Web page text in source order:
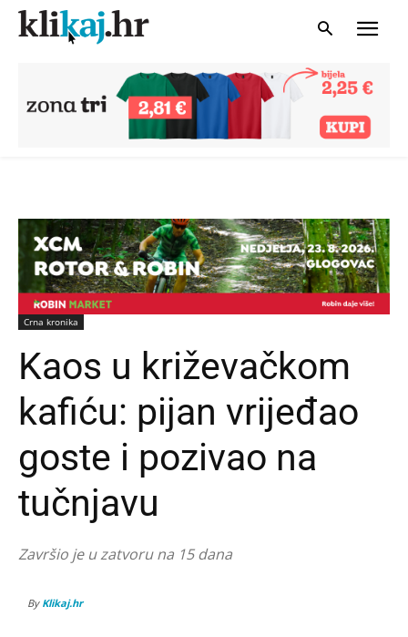
Crna kronika
Kaos u križevačkom
kafiću: pijan vrijeđao
goste i pozivao na
tučnjavu
Završio je u zatvoru na 15 dana
By Klikaj.hr